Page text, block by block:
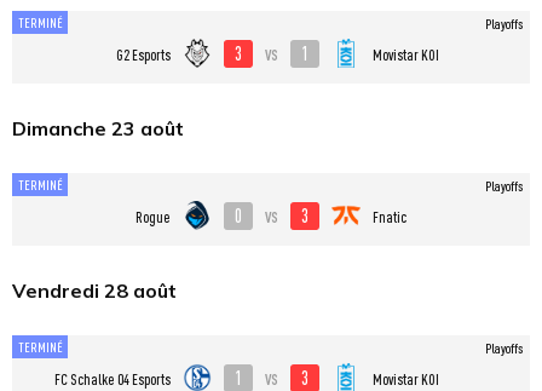
TERMINÉ
G2 Esports 3 vs 1 Movistar KOI
Playoffs
Dimanche 23 août
TERMINÉ
Rogue 0 vs 3 Fnatic
Playoffs
Vendredi 28 août
TERMINÉ
FC Schalke 04 Esports 1 vs 3 Movistar KOI
Playoffs